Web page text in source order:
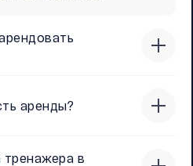
аренды?
тренажера в